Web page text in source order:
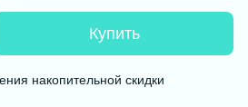
Купить
накопительной скидки